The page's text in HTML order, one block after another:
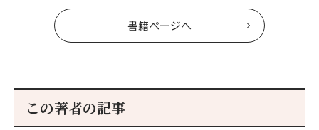
書籍ページへ
この著者の記事